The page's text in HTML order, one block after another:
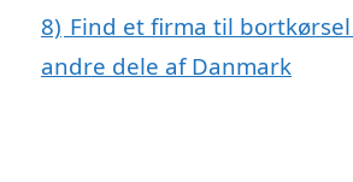
8) Find et firma til
andre dele af Danmark